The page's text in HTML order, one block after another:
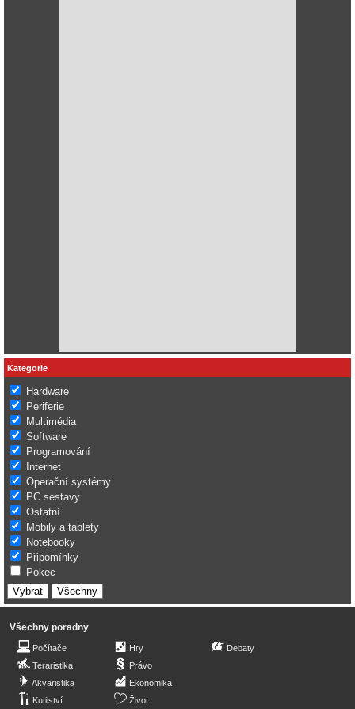
Kategorie
Hardware
Periferie
Multimédia
Software
Programování
Internet
Operační systémy
PC sestavy
Ostatní
Mobily a tablety
Notebooky
Připomínky
Pokec
Všechny poradny
Počítače
Teraristika
Akvaristika
Kutilství
Hry
Právo
Ekonomika
Život
Debaty